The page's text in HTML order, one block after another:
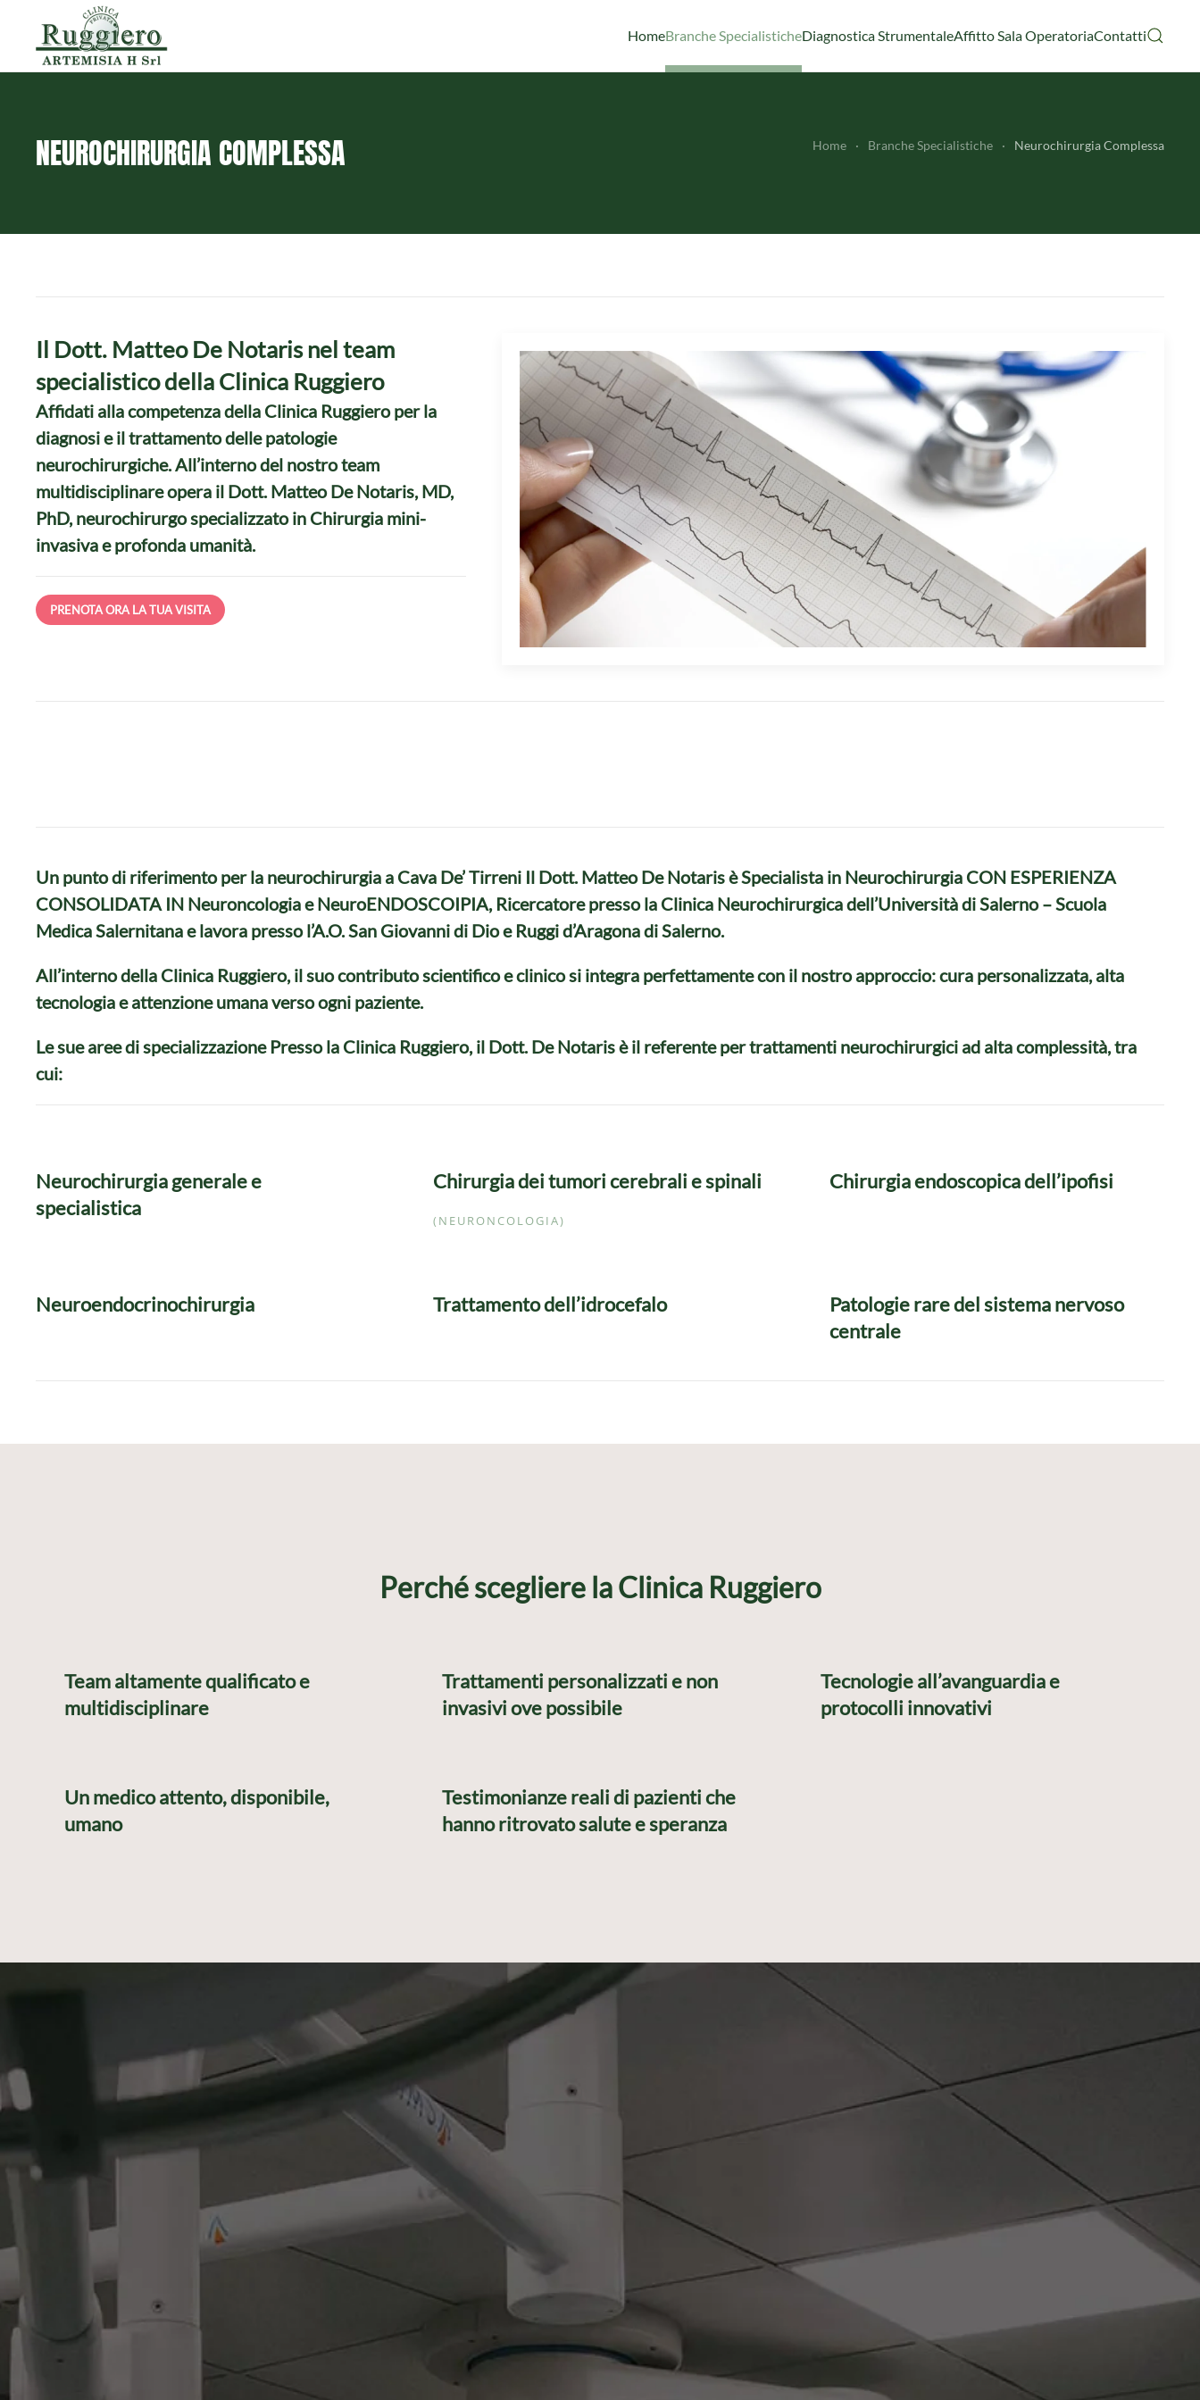
Skip to main content
HomeBranche SpecialisticheDiagnostica StrumentaleAffitto Sala OperatoriaContatti
NEUROCHIRURGIA COMPLESSA Home Branche Specialistiche Neurochirurgia Complessa
Il Dott. Matteo De Notaris nel team
specialistico della Clinica Ruggiero
Affidati alla competenza della Clinica Ruggiero per la
diagnosi e il trattamento delle patologie
neurochirurgiche. All’interno del nostro team
multidisciplinare opera il Dott. Matteo De Notaris, MD,
PhD, neurochirurgo specializzato in Chirurgia mini-
invasiva e profonda umanità.
PRENOTA ORA LA TUA VISITA
Un punto di riferimento per la neurochirurgia a Cava De’ Tirreni Il Dott. Matteo De Notaris è Specialista in Neurochirurgia CON ESPERIENZA
CONSOLIDATA IN Neuroncologia e NeuroENDOSCOIPIA, Ricercatore presso la Clinica Neurochirurgica dell’Università di Salerno – Scuola
Medica Salernitana e lavora presso l’A.O. San Giovanni di Dio e Ruggi d’Aragona di Salerno.
All’interno della Clinica Ruggiero, il suo contributo scientifico e clinico si integra perfettamente con il nostro approccio: cura personalizzata, alta
tecnologia e attenzione umana verso ogni paziente.
Le sue aree di specializzazione Presso la Clinica Ruggiero, il Dott. De Notaris è il referente per trattamenti neurochirurgici ad alta complessità, tra
cui:
Neurochirurgia generale e
specialistica
Chirurgia dei tumori cerebrali e spinali
(NEURONCOLOGIA)
Chirurgia endoscopica dell’ipofisi
Neuroendocrinochirurgia Trattamento dell’idrocefalo
Patologie rare del sistema nervoso
centrale
Perché scegliere la Clinica Ruggiero
Team altamente qualificato e
multidisciplinare
Trattamenti personalizzati e non
invasivi ove possibile
Tecnologie all’avanguardia e
protocolli innovativi
Un medico attento, disponibile,
umano
Testimonianze reali di pazienti che
hanno ritrovato salute e speranza